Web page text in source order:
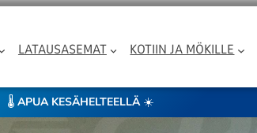
LATAUSASEMAT KOTIIN JA MÖKILLE
🌡️ APUA KESÄHELTEELLÄ☀️